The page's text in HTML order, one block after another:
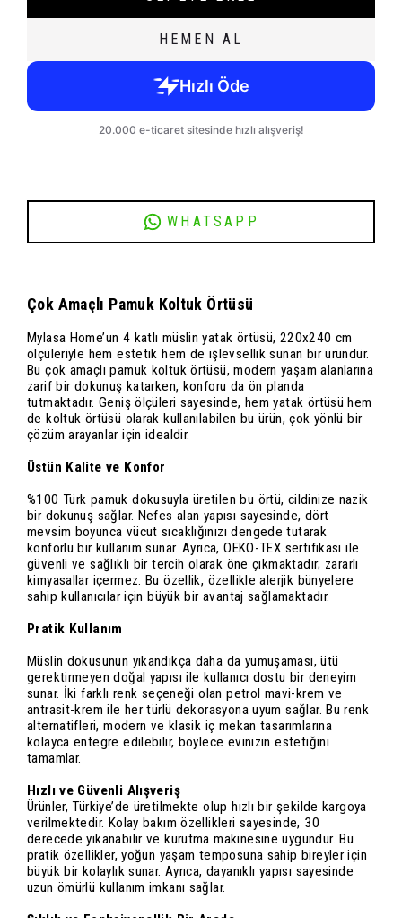
HEMEN AL
WHATSAPP
Çok Amaçlı Pamuk Koltuk Örtüsü
Mylasa Home’un 4 katlı müslin yatak örtüsü, 220x240 cm
ölçüleriyle hem estetik hem de işlevsellik sunan bir üründür.
Bu çok amaçlı pamuk koltuk örtüsü, modern yaşam alanlarına
zarif bir dokunuş katarken, konforu da ön planda
tutmaktadır. Geniş ölçüleri sayesinde, hem yatak örtüsü hem
de koltuk örtüsü olarak kullanılabilen bu ürün, çok yönlü bir
çözüm arayanlar için idealdir.
Üstün Kalite ve Konfor
%100 Türk pamuk dokusuyla üretilen bu örtü, cildinize nazik
bir dokunuş sağlar. Nefes alan yapısı sayesinde, dört
mevsim boyunca vücut sıcaklığınızı dengede tutarak
konforlu bir kullanım sunar. Ayrıca, OEKO-TEX sertifikası ile
güvenli ve sağlıklı bir tercih olarak öne çıkmaktadır; zararlı
kimyasallar içermez. Bu özellik, özellikle alerjik bünyelere
sahip kullanıcılar için büyük bir avantaj sağlamaktadır.
Pratik Kullanım
Müslin dokusunun yıkandıkça daha da yumuşaması, ütü
gerektirmeyen doğal yapısı ile kullanıcı dostu bir deneyim
sunar. İki farklı renk seçeneği olan petrol mavi-krem ve
antrasit-krem ile her türlü dekorasyona uyum sağlar. Bu renk
alternatifleri, modern ve klasik iç mekan tasarımlarına
kolayca entegre edilebilir, böylece evinizin estetiğini
tamamlar.
Hızlı ve Güvenli Alışveriş
Ürünler, Türkiye’de üretilmekte olup hızlı bir şekilde kargoya
verilmektedir. Kolay bakım özellikleri sayesinde, 30
derecede yıkanabilir ve kurutma makinesine uygundur. Bu
pratik özellikler, yoğun yaşam temposuna sahip bireyler için
büyük bir kolaylık sunar. Ayrıca, dayanıklı yapısı sayesinde
uzun ömürlü kullanım imkanı sağlar.